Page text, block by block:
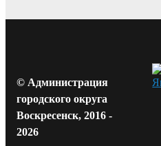
© Администрация
городского округа
Воскресенск, 2016 -
2026